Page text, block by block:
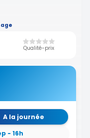
Qualité-prix
A la journée
- 16h